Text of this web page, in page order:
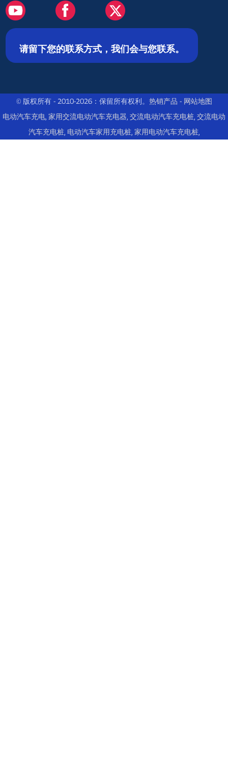
请留下您的联系方式，我们会与您联系。
© 版权所有 - 2010-2026：保留所有权利。 热销产品 - 网站地图
电动汽车充电, 家用交流电动汽车充电器, 交流电动汽车充电桩, 交流电动
汽车充电桩, 电动汽车家用充电桩, 家用电动汽车充电桩,